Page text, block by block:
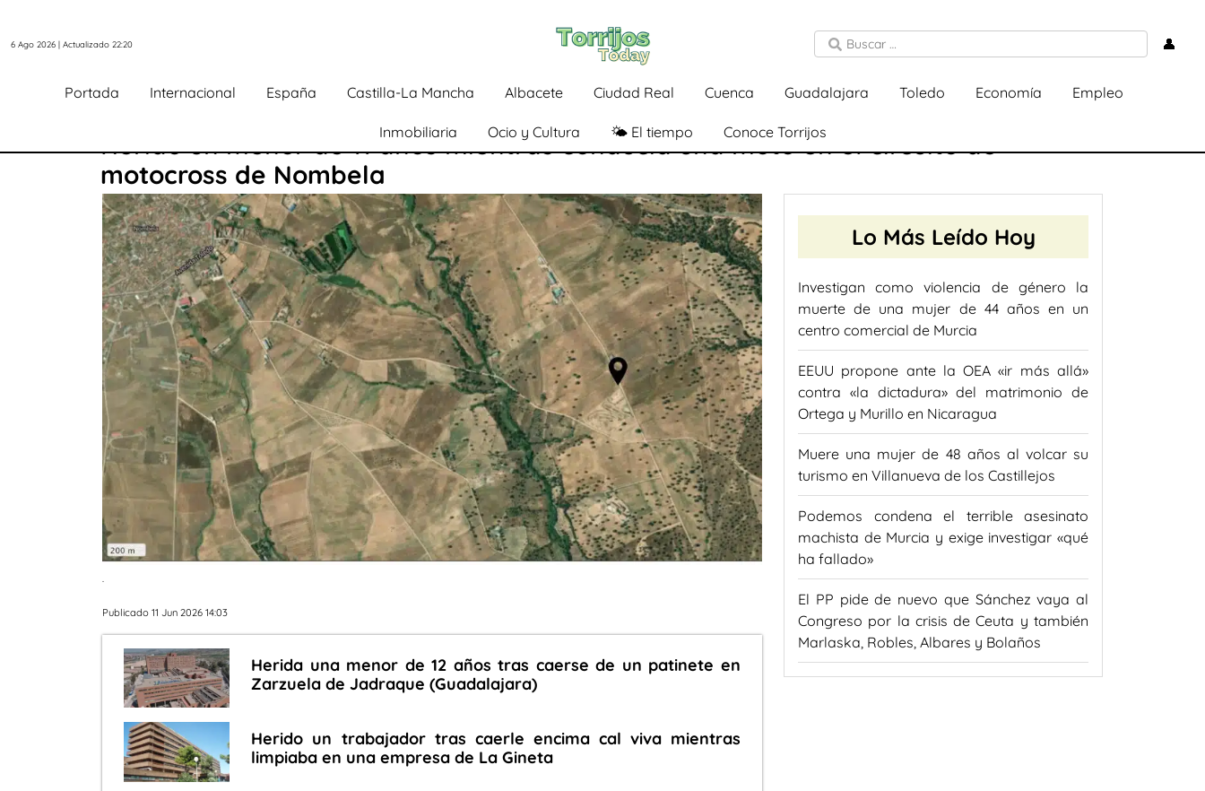
6 Ago 2026 | Actualizado 22:20 👤
Portada Internacional España Castilla-La Mancha Albacete Ciudad Real Cuenca Guadalajara Toledo Economía Empleo
Inmobiliaria Ocio y Cultura 🌤️ El tiempo Conoce Torrijos
Herido un menor de 11 años mientras conducía una moto en el circuito de
motocross de Nombela
.
Publicado 11 Jun 2026 14:03
Herida una menor de 12 años tras caerse de un patinete en
Zarzuela de Jadraque (Guadalajara)
Herido un trabajador tras caerle encima cal viva mientras
limpiaba en una empresa de La Gineta
Lo Más Leído Hoy
Investigan como violencia de género la
muerte de una mujer de 44 años en un
centro comercial de Murcia
EEUU propone ante la OEA «ir más allá»
contra «la dictadura» del matrimonio de
Ortega y Murillo en Nicaragua
Muere una mujer de 48 años al volcar su
turismo en Villanueva de los Castillejos
Podemos condena el terrible asesinato
machista de Murcia y exige investigar «qué
ha fallado»
El PP pide de nuevo que Sánchez vaya al
Congreso por la crisis de Ceuta y también
Marlaska, Robles, Albares y Bolaños